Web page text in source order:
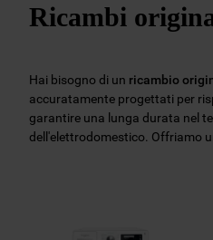
Ricambi
Hai bisogno di un ricambio
accuratamente progettati per
garantire una lunga durata nel
dell'elettrodomestico. Offriamo